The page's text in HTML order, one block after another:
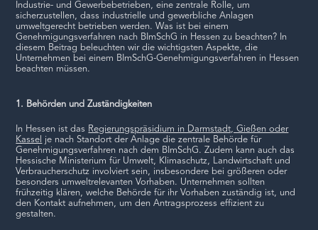
Industrie- und Gewerbebetrieben, eine zentrale Rolle, um
sicherzustellen, dass industrielle und gewerbliche Anlagen
umweltgerecht betrieben werden. Was ist bei einem
Genehmigungsverfahren nach BImSchG in Hessen zu beachten? In
diesem Beitrag beleuchten wir die wichtigsten Aspekte, die
Unternehmen bei einem BImSchG-Genehmigungsverfahren in Hessen
beachten müssen.
1. Behörden und Zuständigkeiten
In Hessen ist das Regierungspräsidium in Darmstadt, Gießen oder
Kassel
je nach Standort der Anlage die zentrale Behörde für
Genehmigungsverfahren nach dem BImSchG. Zudem kann auch das
Hessische Ministerium für Umwelt, Klimaschutz, Landwirtschaft und
Verbraucherschutz involviert sein, insbesondere bei größeren oder
besonders umweltrelevanten Vorhaben. Unternehmen sollten
frühzeitig klären, welche Behörde für ihr Vorhaben zuständig ist, und
den Kontakt aufnehmen, um den Antragsprozess effizient zu
gestalten.